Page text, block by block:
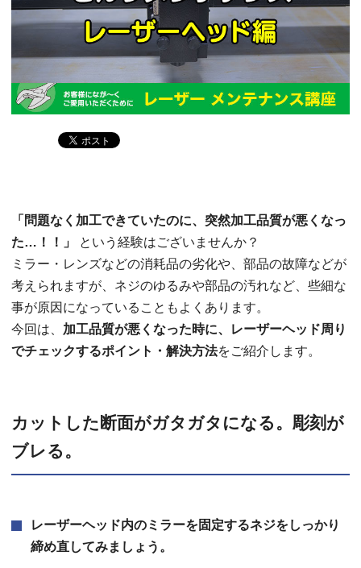
「問題なく加工できていたのに、突然加工品質が悪くなっ
た…！！」
という経験はございませんか？
ミラー・レンズなどの消耗品の劣化や、部品の故障などが
考えられますが、ネジのゆるみや部品の汚れなど、些細な
事が原因になっていることもよくあります。
今回は、 加工品質が悪くなった時に、レーザーヘッド周り
でチェックするポイント・解決方法をご紹介します。
カットした断面がガタガタになる。彫刻が
ブレる。
レーザーヘッド内のミラーを固定するネジをしっかり
締め直してみましょう。